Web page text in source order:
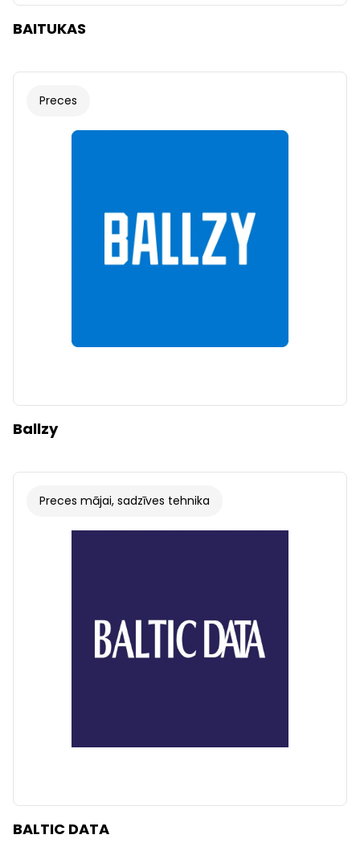
BAITUKAS
Preces
Ballzy
Preces mājai, sadzīves tehnika
BALTIC DATA